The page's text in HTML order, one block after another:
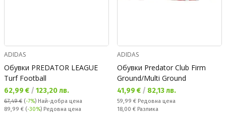
ADIDAS
Обувки PREDATOR LEAGUE
Turf Football
Текуща цена:
62,99 € / 123,20 лв.
67,49 € (-7%) Най-добра цена
Редовна цена:
89,99 € (-30%) Редовна цена
ADIDAS
Обувки Predator Club Firm
Ground/Multi Ground
Текуща цена:
41,99 € / 82,13 лв.
Редовна цена:
59,99 € Редовна цена
Спестявате:
18,00 € Разлика